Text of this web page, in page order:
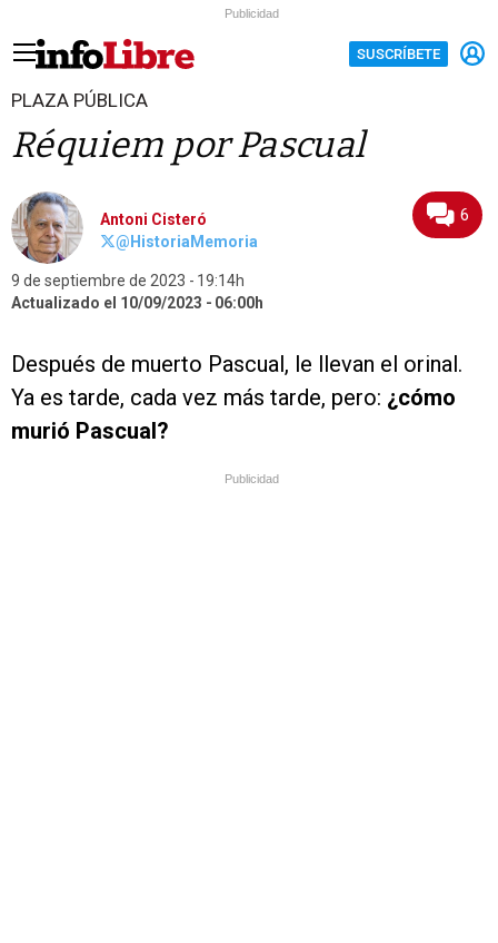
Publicidad
SUSCRÍBETE
PLAZA PÚBLICA
Réquiem por Pascual
Antoni Cisteró
@HistoriaMemoria
9 de septiembre de 2023
19:14h
Actualizado el 10/09/2023
06:00h
6
Después de muerto Pascual, le llevan el orinal.
Ya es tarde, cada vez más tarde, pero: ¿cómo
murió Pascual?
Publicidad